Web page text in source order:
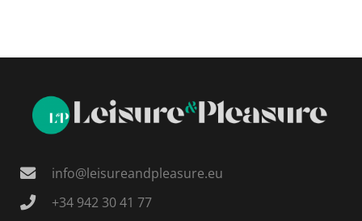
info@leisureandpleasure.eu
+34 942 30 41 77